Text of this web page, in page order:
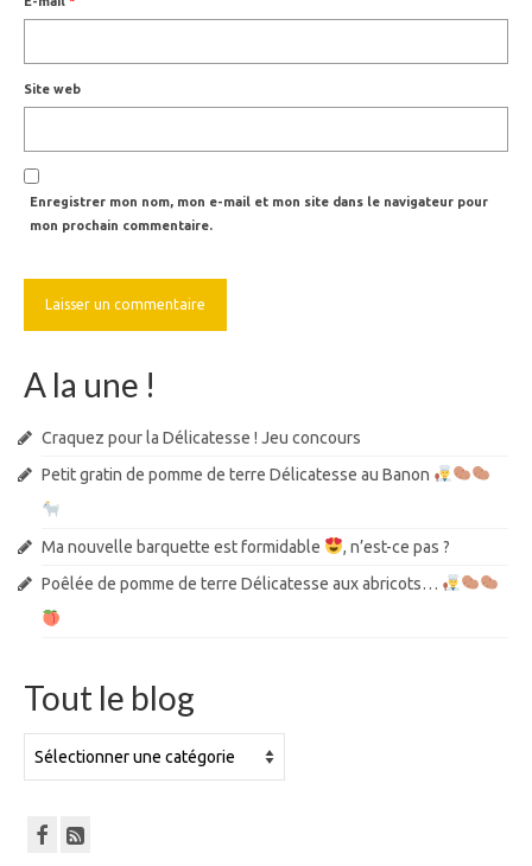
Site web
Enregistrer mon nom, mon e-mail et mon site dans le navigateur pour
mon prochain commentaire.
A la une !
Craquez pour la Délicatesse ! Jeu concours
Petit gratin de pomme de terre Délicatesse au Banon
Ma nouvelle barquette est formidable
, n’est-ce pas ?
Poêlée de pomme de terre Délicatesse aux abricots…
Tout le blog
le